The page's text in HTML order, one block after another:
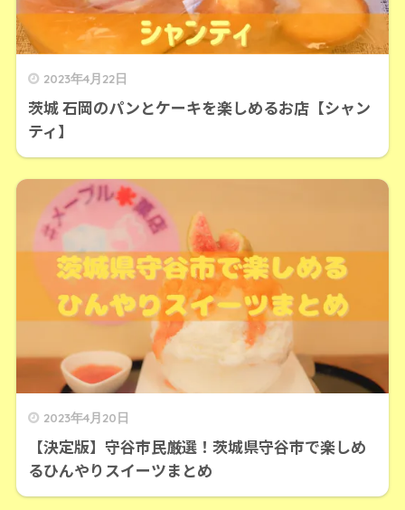
2023年4月22日
茨城 石岡のパンとケーキを楽しめるお店【シャン
ティ】
2023年4月20日
【決定版】守谷市民厳選！茨城県守谷市で楽しめ
るひんやりスイーツまとめ